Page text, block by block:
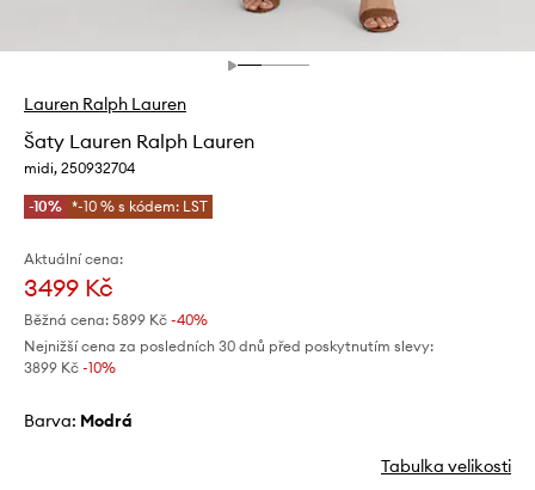
Lauren Ralph Lauren
Šaty Lauren Ralph Lauren
midi, 250932704
-10% *-10 % s kódem: LST
Aktuální cena:
3499 Kč
Běžná cena: 5899 Kč -40%
Nejnižší cena za posledních 30 dnů před poskytnutím slevy:
3899 Kč -10%
Barva: modrá
Tabulka velikosti